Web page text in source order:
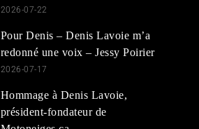
2026-07-22
Pour Denis – Denis Lavoie m’a
redonné une voix – Jessy Poirier
2026-07-17
Hommage à Denis Lavoie,
président-fondateur de